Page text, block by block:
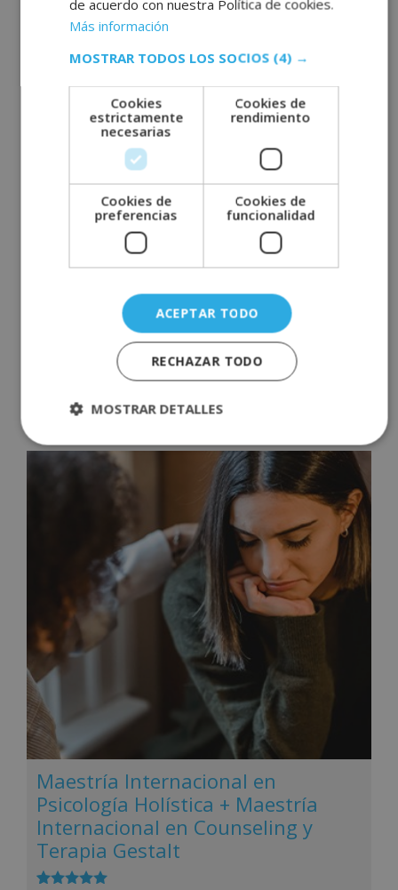
Maestría Internacional en
Mindfulness + Maestría
Internacional en Counseling y
Terapia Gestalt
Amplía tus conocimientos en mindfulness y
de esta maestría en línea.
1.460,00$
Maestría Internacional en
Psicología Holística + Maestría
Internacional en Counseling y
Terapia Gestalt
de acuerdo con nuestra Política de cookies.
Más información
MOSTRAR TODOS LOS SOCIOS (4) →
Cookies
estrictamente
necesarias
Cookies de
rendimiento
Cookies de
preferencias
Cookies de
funcionalidad
ACEPTAR TODO
RECHAZAR TODO
MOSTRAR DETALLES